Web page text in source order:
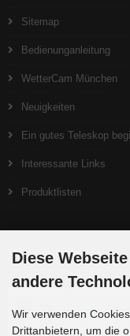
Sitemap
Bedienunganleitung
WetterCam München
Neuigkeiten
Ein gutes Teleskop
Interessante Links
Produktlisten
Zahlungsmethoden
Diese
andere
Wir verwenden
Drittanbietern, um die